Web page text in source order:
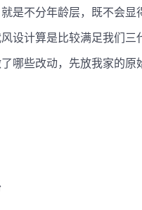
是不分年龄层，既不会
设计算是比较满足我们三
哪些改动，先放我家的原